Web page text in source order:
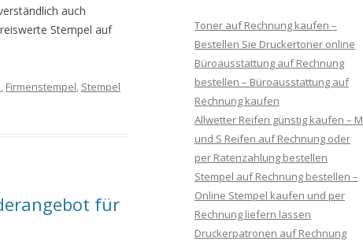
auch
Stempel auf
, Firmenstempel, Stempel
für
Toner auf Rechnung kaufen –
Bestellen Sie Druckertoner online
Büroausstattung auf Rechnung
bestellen – Büroausstattung auf
Rechnung kaufen
Allwetter Reifen günstig kaufen – M
und S Reifen auf Rechnung oder
per Ratenzahlung bestellen
Stempel auf Rechnung bestellen –
Online Stempel kaufen und per
Rechnung liefern lassen
Druckerpatronen auf Rechnung